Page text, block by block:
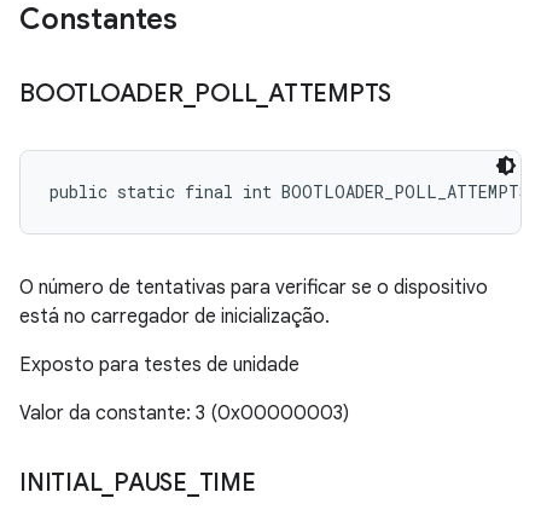
Constantes
BOOTLOADER_ POLL_ ATTEMPTS
public static final int BOOTLOADER_POLL_ATTEMPTS
O número de tentativas para verificar se o dispositivo
está no carregador de inicialização.
Exposto para testes de unidade
Valor da constante: 3 (0x00000003)
INITIAL_ PAUSE TIME